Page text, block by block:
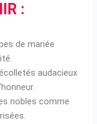
:
de mariée
audacieux
nobles comme